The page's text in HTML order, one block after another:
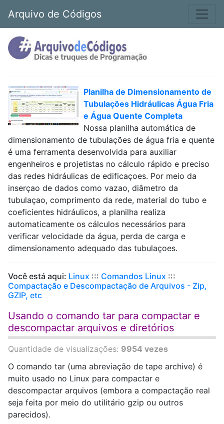
Arquivo de Códigos
Planilha de Dimensionamento de
Tubulações Hidráulicas Água Fria
e Água Quente Completa
Nossa planilha automática de
dimensionamento de tubulações de água fria e quente
é uma ferramenta desenvolvida para auxiliar
engenheiros e projetistas no cálculo rápido e preciso
das redes hidráulicas de edificaçoes. Por meio da
inserçao de dados como vazao, diâmetro da
tubulaçao, comprimento da rede, material do tubo e
coeficientes hidráulicos, a planilha realiza
automaticamente os cálculos necessários para
verificar velocidade da água, perda de carga e
dimensionamento adequado das tubulaçoes.
Você está aqui: Linux ::: Comandos Linux :::
Compactação e Descompactação de Arquivos - Zip,
GZIP, etc
Usando o comando tar para compactar e
descompactar arquivos e diretórios
Quantidade de visualizações: 9954 vezes
O comando tar (uma abreviação de tape archive) é
muito usado no Linux para compactar e
descompactar arquivos (embora a compactação real
seja feita por meio do utilitário gzip ou outros
parecidos).